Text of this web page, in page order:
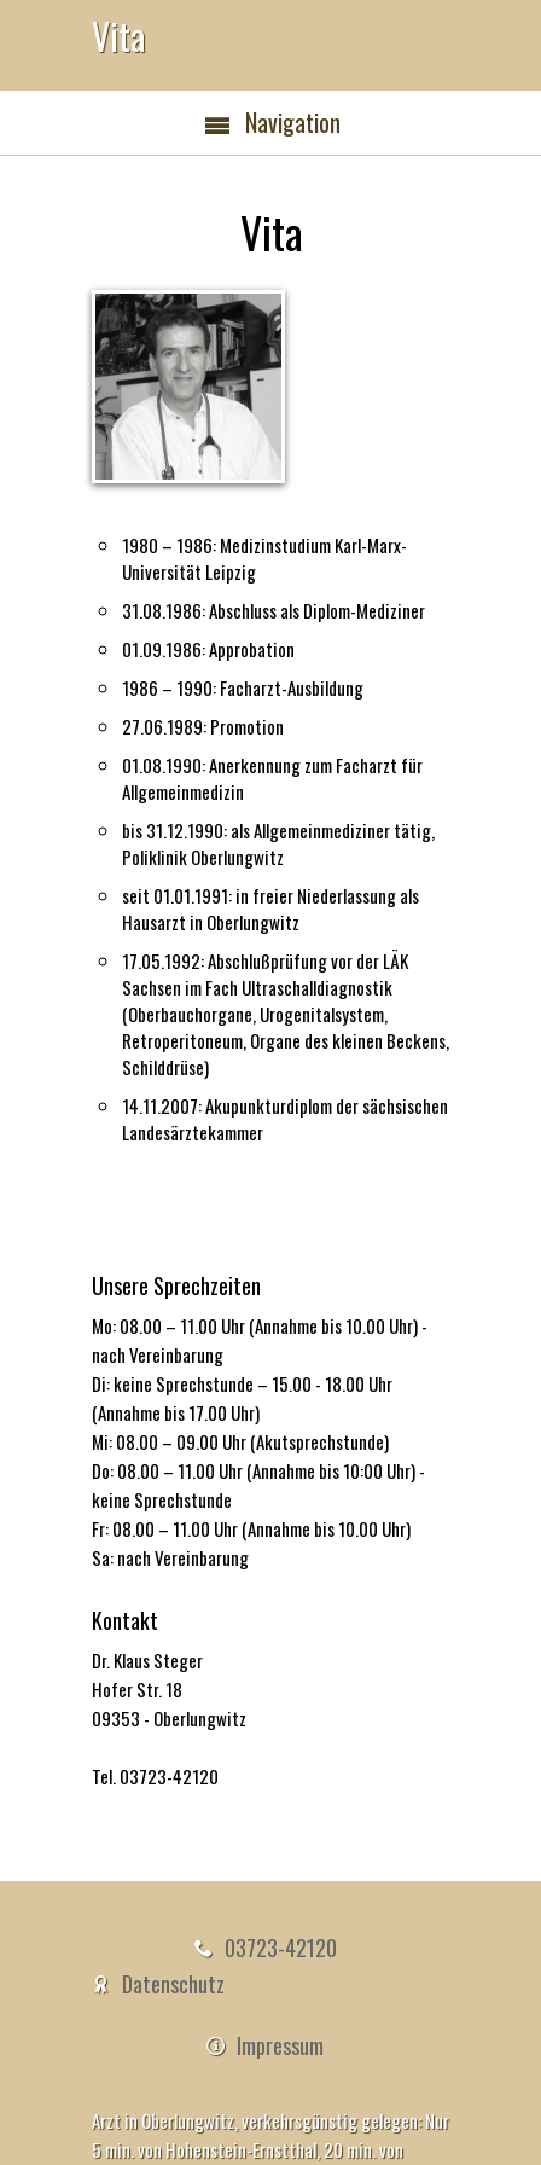
Vita
Navigation
Vita
1980 – 1986: Medizinstudium Karl-Marx-
Universität Leipzig
31.08.1986: Abschluss als Diplom-Mediziner
01.09.1986: Approbation
1986 – 1990: Facharzt-Ausbildung
27.06.1989: Promotion
01.08.1990: Anerkennung zum Facharzt für
Allgemeinmedizin
bis 31.12.1990: als Allgemeinmediziner tätig,
Poliklinik Oberlungwitz
seit 01.01.1991: in freier Niederlassung als
Hausarzt in Oberlungwitz
17.05.1992: Abschlußprüfung vor der LÄK
Sachsen im Fach Ultraschalldiagnostik
(Oberbauchorgane, Urogenitalsystem,
Retroperitoneum, Organe des kleinen Beckens,
Schilddrüse)
14.11.2007: Akupunkturdiplom der sächsischen
Landesärztekammer
Unsere Sprechzeiten
Mo: 08.00 – 11.00 Uhr (Annahme bis 10.00 Uhr) -
nach Vereinbarung
Di: keine Sprechstunde – 15.00 - 18.00 Uhr
(Annahme bis 17.00 Uhr)
Mi: 08.00 – 09.00 Uhr (Akutsprechstunde)
Do: 08.00 – 11.00 Uhr (Annahme bis 10:00 Uhr) -
keine Sprechstunde
Fr: 08.00 – 11.00 Uhr (Annahme bis 10.00 Uhr)
Sa: nach Vereinbarung
Kontakt
Dr. Klaus Steger
Hofer Str. 18
09353 - Oberlungwitz
Tel. 03723-42120
03723-42120
Datenschutz
Impressum
Arzt in Oberlungwitz, verkehrsgünstig gelegen: Nur
5 min. von Hohenstein-Ernstthal, 20 min. von